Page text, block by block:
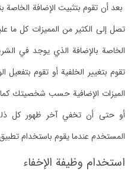
بعد أن تقوم بتثبيت الإضافة
تصل إلى الكثير من المميزات كل ما
الخاصة بالإضافة الذي يوجد في
تقوم بتغيير الخلفية أو تقوم
الميزات الإضافية حسب شخصيتك كما
أو حتى أن تخفي آخر ظهور كل
المستخدم عندما يقوم باستخدام تطبيق
استخدام وظيفة الإخفاء